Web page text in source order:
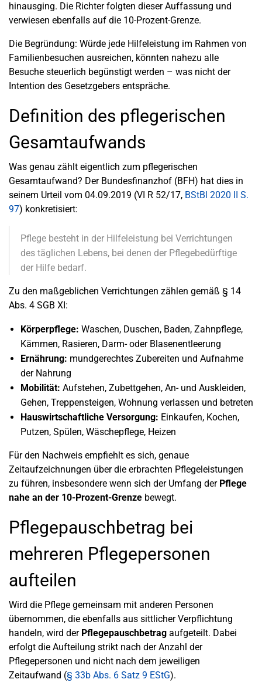
hinausging. Die Richter folgten dieser Auffassung und
verwiesen ebenfalls auf die 10-Prozent-Grenze.
Die Begründung: Würde jede Hilfeleistung im Rahmen von
Familienbesuchen ausreichen, könnten nahezu alle
Besuche steuerlich begünstigt werden – was nicht der
Intention des Gesetzgebers entspräche.
Definition des pflegerischen
Gesamtaufwands
Was genau zählt eigentlich zum pflegerischen
Gesamtaufwand? Der Bundesfinanzhof (BFH) hat dies in
seinem Urteil vom 04.09.2019 (VI R 52/17, BStBl 2020 II S.
97) konkretisiert:
Pflege besteht in der Hilfeleistung bei Verrichtungen
des täglichen Lebens, bei denen der Pflegebedürftige
der Hilfe bedarf.
Zu den maßgeblichen Verrichtungen zählen gemäß § 14
Abs. 4 SGB XI:
Körperpflege: Waschen, Duschen, Baden, Zahnpflege,
Kämmen, Rasieren, Darm- oder Blasenentleerung
Ernährung: mundgerechtes Zubereiten und Aufnahme
der Nahrung
Mobilität: Aufstehen, Zubettgehen, An- und Auskleiden,
Gehen, Treppensteigen, Wohnung verlassen und betreten
Hauswirtschaftliche Versorgung: Einkaufen, Kochen,
Putzen, Spülen, Wäschepflege, Heizen
Für den Nachweis empfiehlt es sich, genaue
Zeitaufzeichnungen über die erbrachten Pflegeleistungen
zu führen, insbesondere wenn sich der Umfang der Pflege
nahe an der 10-Prozent-Grenze bewegt.
Pflegepauschbetrag bei
mehreren Pflegepersonen
aufteilen
Wird die Pflege gemeinsam mit anderen Personen
übernommen, die ebenfalls aus sittlicher Verpflichtung
handeln, wird der Pflegepauschbetrag aufgeteilt. Dabei
erfolgt die Aufteilung strikt nach der Anzahl der
Pflegepersonen und nicht nach dem jeweiligen
Zeitaufwand (§ 33b Abs. 6 Satz 9 EStG).